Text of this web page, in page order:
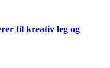
til kreativ leg og